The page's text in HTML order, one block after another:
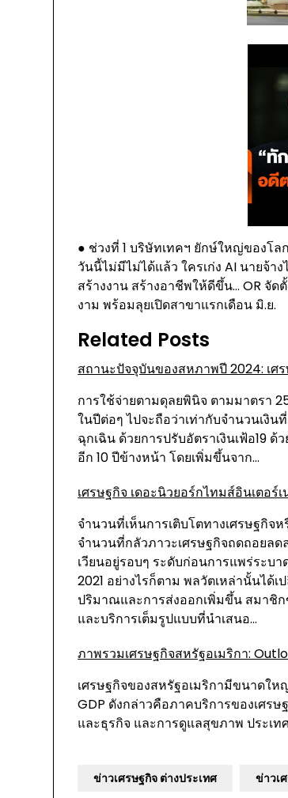
● ช่วงที่ 1 บริษัทเทคฯ ยักษ์ใหญ่ของโ
วันนี้ไม่มีไม่ได้แล้ว ใครเก่ง AI นายจ้า
สร้างงาน สร้างอาชีพให้ดีขึ้น… OR จั
งาม พร้อมลุยเปิดสาขาแรกเดือน มิ.ย.
Related Posts
สถานะปัจจุบันของสหภาพปี 2024: เศ
การใช้จ่ายตามดุลยพินิจ ตามมาตรา
ในปีต่อๆ ไปจะถือว่าเท่ากับจำนวนเงิ
ฉุกเฉิน ด้วยการปรับอัตราเงินเฟ้อ19
อีก 10 ปีข้างหน้า โดยเพิ่มขึ้นจาก…
เศรษฐกิจ เดอะนิวยอร์กไทมส์อินเตอร์
จำนวนที่เห็นการเติบโตทางเศรษฐกิจ
จำนวนที่กลัวภาวะเศรษฐกิจถดถอยล
เวียนอยู่รอบๆ ระดับก่อนการแพร่ระบ
2021 อย่างไรก็ตาม พลวัตเหล่านั้นได้
ปริมาณและการส่งออกเพิ่มขึ้น สมาชิ
และบริการเต็มรูปแบบที่นำเสนอ…
ภาพรวมเศรษฐกิจสหรัฐอเมริกา:
เศรษฐกิจของสหรัฐอเมริกามีขนาดใ
GDP ดังกล่าวคือภาคบริการของเศร
และธุรกิจ และการดูแลสุขภาพ ประเท
ข่าวเศรษฐกิจ ต่างประเทศ ข่าวเ